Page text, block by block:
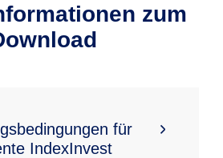
zum
für
IndexInvest